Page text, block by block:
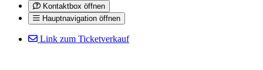
Kontaktbox öffnen
Hauptnavigation öffnen
Link zum Ticketverkauf